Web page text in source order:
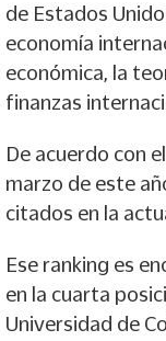
de Estados
economía
económica, la
finanzas
De acuerdo con
marzo de este
citados en la
Ese ranking es
en la cuarta
Universidad de